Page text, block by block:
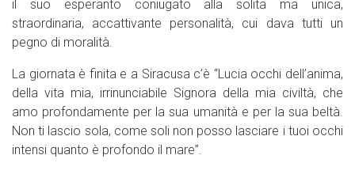
il suo esperanto coniugato alla solita ma unica,
straordinaria, accattivante personalità, cui dava tutti un
pegno di moralità.
La giornata è finita e a Siracusa c’è “Lucia occhi dell’anima,
della vita mia, irrinunciabile Signora della mia civiltà, che
amo profondamente per la sua umanità e per la sua beltà.
Non ti lascio sola, come soli non posso lasciare i tuoi occhi
intensi quanto è profondo il mare”.